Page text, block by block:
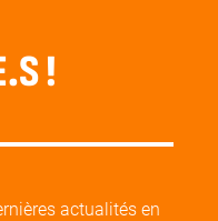
!
actualités en